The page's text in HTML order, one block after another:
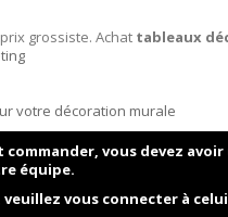
grossiste. Achat tableaux
votre décoration murale
commander, vous devez
équipe.
vous connecter à